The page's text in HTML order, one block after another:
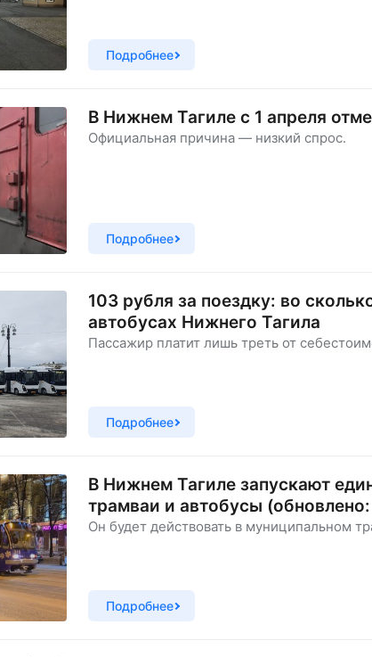
Подробнее
В Нижнем Тагиле с 1 апреля
Официальная причина — низкий спрос.
Подробнее
103 рубля за поездку: во
автобусах Нижнего Тагила
Пассажир платит лишь треть от
Подробнее
В Нижнем Тагиле запускают
трамваи и автобусы
Он будет действовать в муниципальном
Подробнее